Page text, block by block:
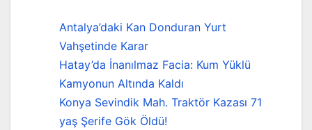
Antalya’daki Kan Donduran Yurt
Vahşetinde Karar
Hatay’da İnanılmaz Facia: Kum Yüklü
Kamyonun Altında Kaldı
Konya Sevindik Mah. Traktör Kazası 71
yaş Şerife Gök Öldü!